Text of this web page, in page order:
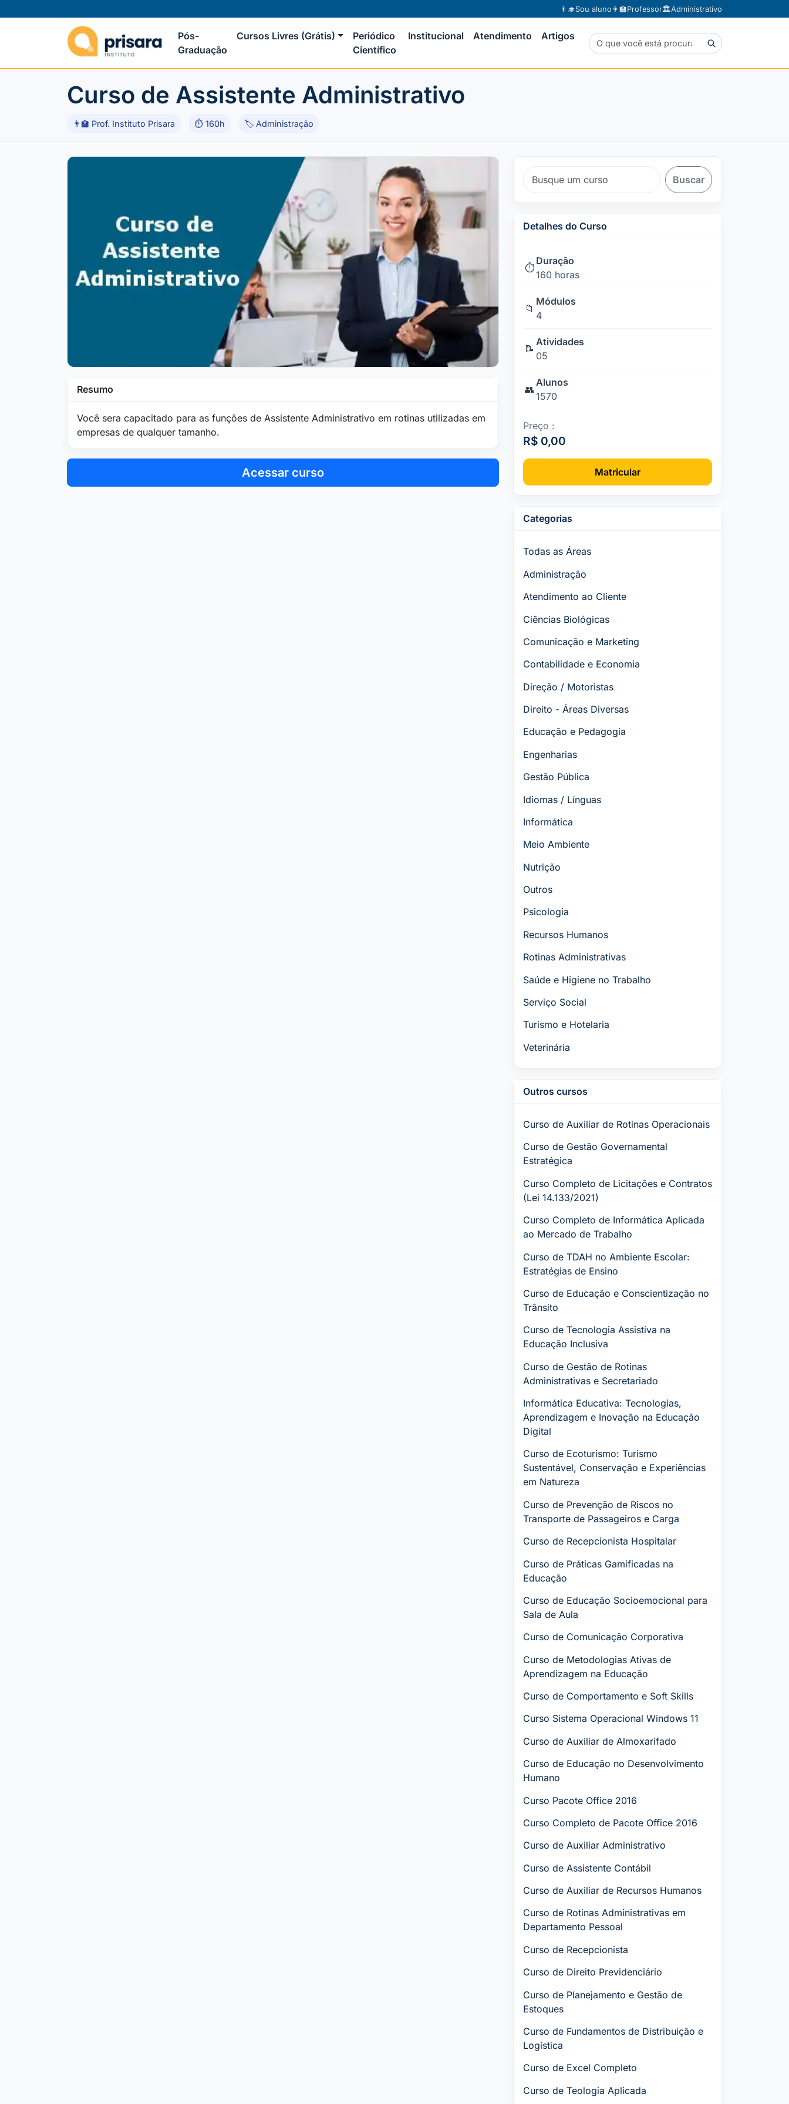
👨‍🎓Sou aluno 👩‍🏫Professor🏛️Administrativo
Pós-
Graduação
Cursos Livres (Grátis)
Periódico
Científico
Institucional Atendimento Artigos
Curso de Assistente Administrativo
👨‍🏫 Prof. Instituto Prisara ⏱ 160h 🏷 Administração
Resumo
Você sera capacitado para as funções de Assistente Administrativo em rotinas utilizadas em
empresas de qualquer tamanho.
Acessar curso
Buscar
Detalhes do Curso
⏱️
Duração
160 horas
📁
Módulos
4
📝
Atividades
05
👥
Alunos
1570
Preço :
R$ 0,00
Matricular
Categorias
Todas as Áreas
Administração
Atendimento ao Cliente
Ciências Biológicas
Comunicação e Marketing
Contabilidade e Economia
Direção / Motoristas
Direito - Áreas Diversas
Educação e Pedagogia
Engenharias
Gestão Pública
Idiomas / Línguas
Informática
Meio Ambiente
Nutrição
Outros
Psicologia
Recursos Humanos
Rotinas Administrativas
Saúde e Higiene no Trabalho
Serviço Social
Turismo e Hotelaria
Veterinária
Outros cursos
Curso de Auxiliar de Rotinas Operacionais
Curso de Gestão Governamental
Estratégica
Curso Completo de Licitações e Contratos
(Lei 14.133/2021)
Curso Completo de Informática Aplicada
ao Mercado de Trabalho
Curso de TDAH no Ambiente Escolar:
Estratégias de Ensino
Curso de Educação e Conscientização no
Trânsito
Curso de Tecnologia Assistiva na
Educação Inclusiva
Curso de Gestão de Rotinas
Administrativas e Secretariado
Informática Educativa: Tecnologias,
Aprendizagem e Inovação na Educação
Digital
Curso de Ecoturismo: Turismo
Sustentável, Conservação e Experiências
em Natureza
Curso de Prevenção de Riscos no
Transporte de Passageiros e Carga
Curso de Recepcionista Hospitalar
Curso de Práticas Gamificadas na
Educação
Curso de Educação Socioemocional para
Sala de Aula
Curso de Comunicação Corporativa
Curso de Metodologias Ativas de
Aprendizagem na Educação
Curso de Comportamento e Soft Skills
Curso Sistema Operacional Windows 11
Curso de Auxiliar de Almoxarifado
Curso de Educação no Desenvolvimento
Humano
Curso Pacote Office 2016
Curso Completo de Pacote Office 2016
Curso de Auxiliar Administrativo
Curso de Assistente Contábil
Curso de Auxiliar de Recursos Humanos
Curso de Rotinas Administrativas em
Departamento Pessoal
Curso de Recepcionista
Curso de Direito Previdenciário
Curso de Planejamento e Gestão de
Estoques
Curso de Fundamentos de Distribuição e
Logística
Curso de Excel Completo
Curso de Teologia Aplicada